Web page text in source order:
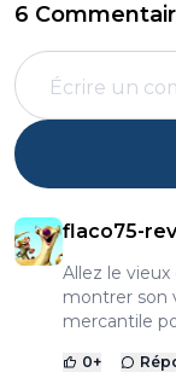
6
flaco75-
Allez le
montrer son
mercantile
0+